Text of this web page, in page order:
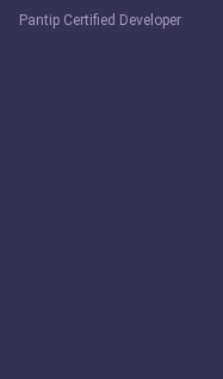
Pantip Certified Developer